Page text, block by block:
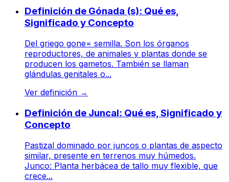
Definición de Gónada (s): Qué es,
Significado y Concepto
Del griego gone= semilla. Son los órganos
reproductores, de animales y plantas donde se
producen los gametos. También se llaman
glándulas genitales o...
Ver definición →
Definición de Juncal: Qué es, Significado y
Concepto
Pastizal dominado por juncos o plantas de aspecto
similar, presente en terrenos muy húmedos.
Junco: Planta herbácea de tallo muy flexible, que
crece...